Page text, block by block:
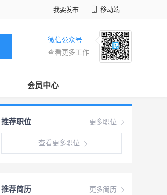
我要发布 移动端
微信公众号
查看更多工作
会员中心
更多职位
推荐职位
查看更多职位
更多简历
推荐简历